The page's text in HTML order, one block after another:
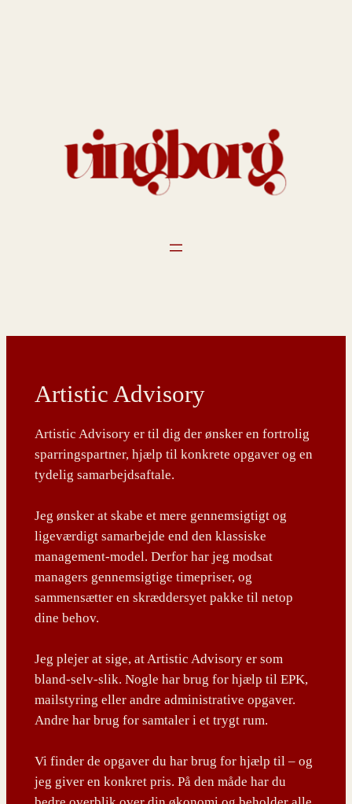
Artistic Advisory
Artistic Advisory er til dig der ønsker en fortrolig
sparringspartner, hjælp til konkrete opgaver og en
tydelig samarbejdsaftale.
Jeg ønsker at skabe et mere gennemsigtigt og
ligeværdigt samarbejde end den klassiske
management-model. Derfor har jeg modsat
managers gennemsigtige timepriser, og
sammensætter en skræddersyet pakke til netop
dine behov.
Jeg plejer at sige, at Artistic Advisory er som
bland-selv-slik. Nogle har brug for hjælp til EPK,
mailstyring eller andre administrative opgaver.
Andre har brug for samtaler i et trygt rum.
Vi finder de opgaver du har brug for hjælp til – og
jeg giver en konkret pris. På den måde har du